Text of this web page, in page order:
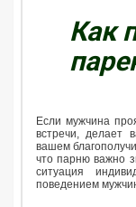
Как
Если мужчина
встречи, делает
вашем
что парню важно
ситуация
поведением